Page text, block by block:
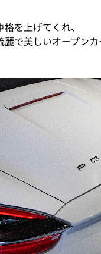
を上げてくれ、
で美しいオープン